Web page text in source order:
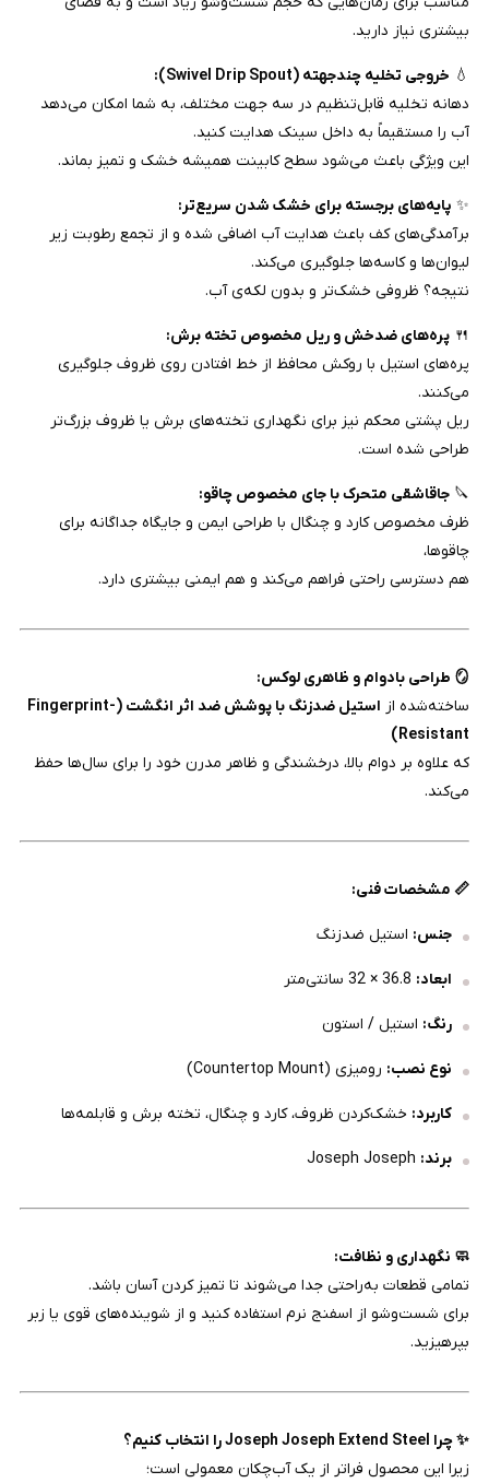
بیشتری نیاز دارید.
💧 خروجی تخلیه چندجهته (Swivel Drip Spout):
دهانه تخلیه قابل‌تنظیم در سه جهت مختلف، به شما امکان می‌دهد
آب را مستقیماً به داخل سینک هدایت کنید.
این ویژگی باعث می‌شود سطح کابینت همیشه خشک و تمیز بماند.
✨ پایه‌های برجسته برای خشک شدن سریع‌تر:
برآمدگی‌های کف باعث هدایت آب اضافی شده و از تجمع رطوبت زیر
لیوان‌ها و کاسه‌ها جلوگیری می‌کند.
نتیجه؟ ظروفی خشک‌تر و بدون لکه‌ی آب.
🍴 پره‌های ضدخش و ریل مخصوص تخته برش:
پره‌های استیل با روکش محافظ از خط افتادن روی ظروف جلوگیری
می‌کنند.
ریل پشتی محکم نیز برای نگهداری تخته‌های برش یا ظروف بزرگ‌تر
طراحی شده است.
🔪 جاقاشقی متحرک با جای مخصوص چاقو:
ظرف مخصوص کارد و چنگال با طراحی ایمن و جایگاه جداگانه برای
چاقوها،
هم دسترسی راحتی فراهم می‌کند و هم ایمنی بیشتری دارد.
🪞 طراحی بادوام و ظاهری لوکس:
ساخته‌شده از
استیل ضدزنگ با پوشش ضد اثر انگشت (Fingerprint-
Resistant)
که علاوه بر دوام بالا، درخشندگی و ظاهر مدرن خود را برای سال‌ها حفظ
می‌کند.
📏 مشخصات فنی:
جنس: استیل ضدزنگ
ابعاد:
رنگ: استیل / استون
نوع نصب: رومیزی (Countertop Mount)
کاربرد: خشک‌کردن ظروف، کارد و چنگال، تخته برش و قابلمه‌ها
برند:
🧼 نگهداری و نظافت:
تمامی قطعات به‌راحتی جدا می‌شوند تا تمیز کردن آسان باشد.
برای شست‌وشو از اسفنج نرم استفاده کنید و از شوینده‌های قوی یا زبر
بپرهیزید.
✨ چرا Joseph Joseph Extend Steel را انتخاب کنیم؟
زیرا این محصول فراتر از یک آب‌چکان معمولی است؛